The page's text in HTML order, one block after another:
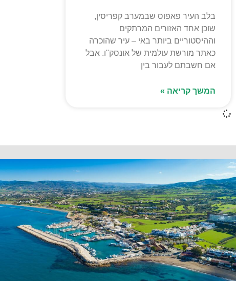
בלב העיר פאפוס שבמערב קפריסין,
שוכן אחד האזורים המרתקים
וההיסטוריים ביותר באי – עיר שהוכרה
כאתר מורשת עולמית של אונסק"ו. אבל
אם חשבתם לעבור בין
המשך קריאה »